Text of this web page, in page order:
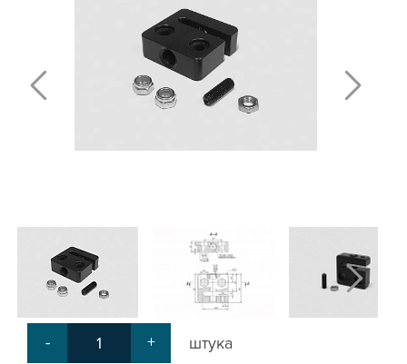
МЕХАНИЧЕСКАЯ ПЕРЕДАЧА
КРОНШТЕЙНЫ ДЛЯ РЕМЕННОЙ
КРОНШТЕЙНЫ ДЛЯ ВИНТОВОЙ
КРОНШТЕЙНЫ ДЛЯ ДВИГАТЕЛЕЙ
ПРИЖИМЫ
СОЕДИНИТЕЛЬНЫЕ ПЛАСТИНЫ
Т-БОЛТЫ И Т-ГАЙКИ
СУХАРИ ПАЗОВЫЕ
УГЛОВЫЕ СОЕДИНИТЕЛИ
СИСТЕМА ТРУБНАЯ МОДУЛЬНАЯ
- + штука